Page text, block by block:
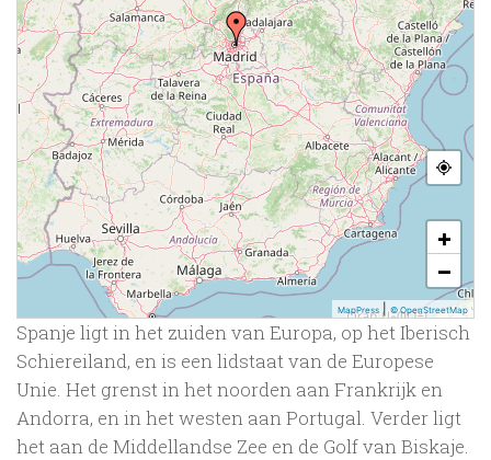
+
−
MapPress |© OpenStreetMap
Spanje ligt in het zuiden van Europa, op het Iberisch
Schiereiland, en is een lidstaat van de Europese
Unie. Het grenst in het noorden aan Frankrijk en
Andorra, en in het westen aan Portugal. Verder ligt
het aan de Middellandse Zee en de Golf van Biskaje.